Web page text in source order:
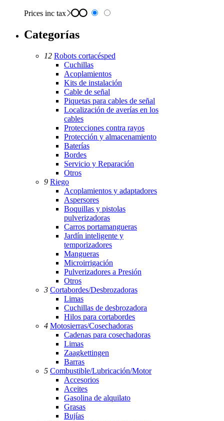
Prices inc tax
Categorías
12 Robots cortacésped
Cuchillas
Acoplamientos
Kits de instalación
Cable de señal
Piquetas para cables de señal
Localización de averías en los
cables
Protecciones contra rayos
Protección y almacenamiento
Baterías
Bordes
Servicio y Reparación
Otros
9 Riego
Acoplamientos y adaptadores
Aspersores
Boquillas y pistolas
pulverizadoras
Carros portamangueras
Jardín inteligente y
temporizadores
Mangueras
Microirrigación
Pulverizadores a Presión
Otros
3 Cortabordes/Desbrozadoras
Limas
Cuchillas de desbrozadora
Hilos para cortabordes
4 Motosierras/Cosechadoras
Cadenas para cosechadoras
Limas
Zaagkettingen
Barras
5 Combustible/Lubricación/Motor
Accesorios
Aceites
Gasolina de alquilato
Grasas
Bujías